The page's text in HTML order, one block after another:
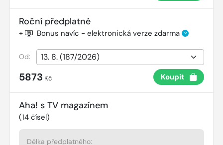
Roční předplatné
+ Bonus navíc - elektronická verze zdarma ?
Od:
5873 Kč Koupit
Aha! s TV magazínem
(14 čísel)
Délka předplatného: